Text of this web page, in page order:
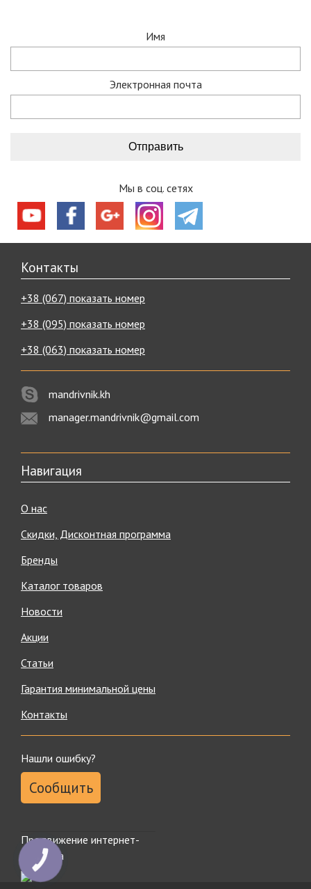
Имя
Электронная почта
Мы в соц. сетях
Контакты
+38 (067) показать номер
+38 (095) показать номер
+38 (063) показать номер
mandrivnik.kh
manager.mandrivnik@gmail.com
Навигация
О нас
Скидки, Дисконтная программа
Бренды
Каталог товаров
Новости
Акции
Статьи
Гарантия минимальной цены
Контакты
Нашли ошибку?
Сообщить
Продвижение интернет-
магазина
КНОПКА
ЗВ'ЯЗКУ